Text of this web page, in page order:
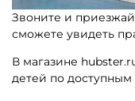
Звоните и
сможете увидеть
В магазине
детей по